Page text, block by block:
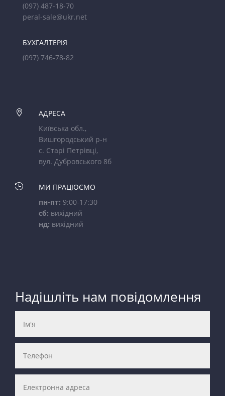
(097) 487-18-70
peral-sale@ukr.net
БУХГАЛТЕРІЯ
(097) 746-78-82

АДРЕСА
Київська обл.,
Вишгородський р-н
с. Старі Петрівці,
вул. Дубровського 8б

МИ ПРАЦЮЄМО
пн-пт: 9:00-17:30
сб: вихідний
нд: вихідний
Надішліть нам повідомлення